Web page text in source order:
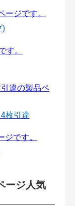
)
枚引違
ージ人気